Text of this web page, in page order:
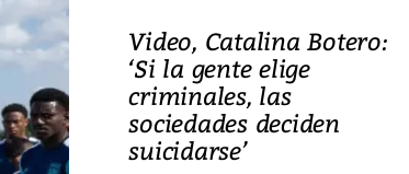
Video, Catalina Botero:
‘Si la gente elige
criminales, las
sociedades deciden
suicidarse’